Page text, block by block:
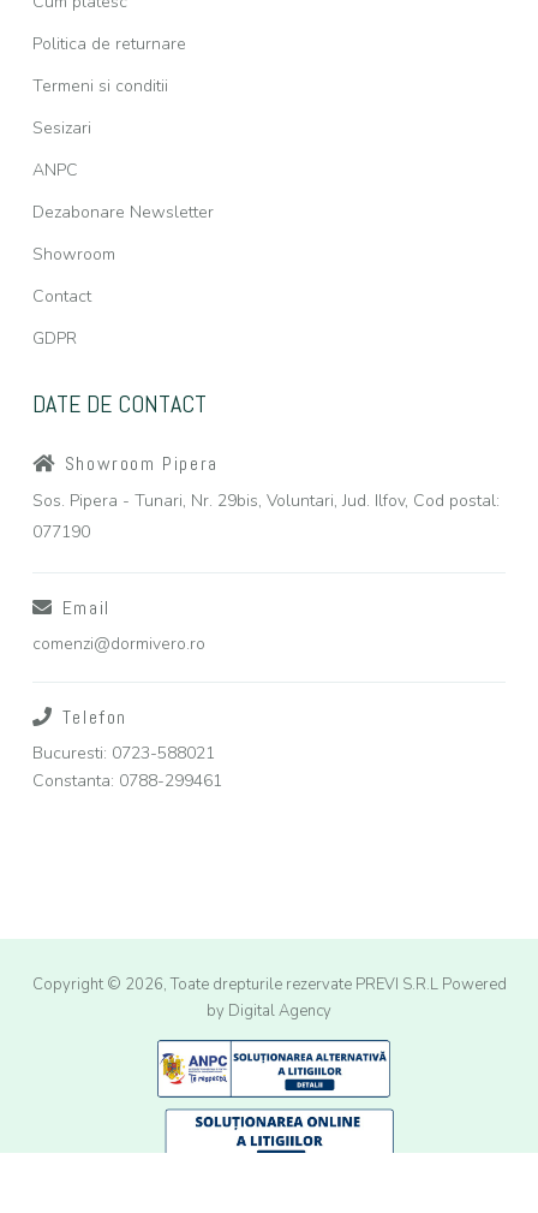
Politica de returnare
Termeni si conditii
Sesizari
ANPC
Dezabonare Newsletter
Showroom
Contact
GDPR
DATE DE CONTACT
Showroom Pipera
Sos. Pipera - Tunari, Nr. 29bis, Voluntari, Jud. Ilfov, Cod postal:
077190
Email
comenzi@dormivero.ro
Telefon
Bucuresti: 0723-588021
Constanta: 0788-299461
Copyright © 2026, Toate drepturile rezervate PREVI S.R.L Powered
by Digital Agency